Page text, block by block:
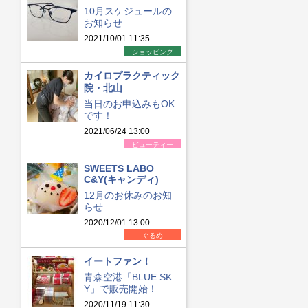
10月スケジュールの
お知らせ
2021/10/01 11:35
ショッピング
カイロプラクティック
院・北山
当日のお申込みもOK
です！
2021/06/24 13:00
ビューティー
SWEETS LABO
C&Y(キャンディ)
12月のお休みのお知
らせ
2020/12/01 13:00
ぐるめ
イートファン！
青森空港「BLUE SK
Y」で販売開始！
2020/11/19 11:30